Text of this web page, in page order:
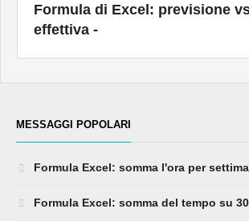
Formula di Excel: previsione
effettiva -
MESSAGGI POPOLARI
Formula Excel: somma l'ora per
Formula Excel: somma del tempo su